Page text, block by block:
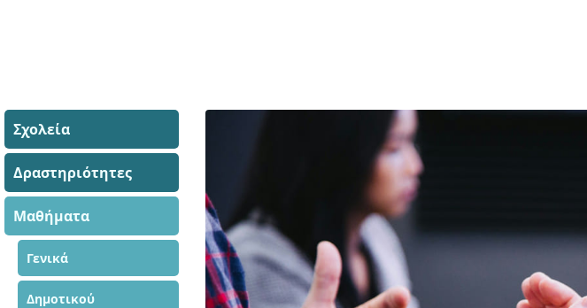
Σχολεία
Δραστηριότητες
Μαθήματα
Γενικά
Δημοτικού